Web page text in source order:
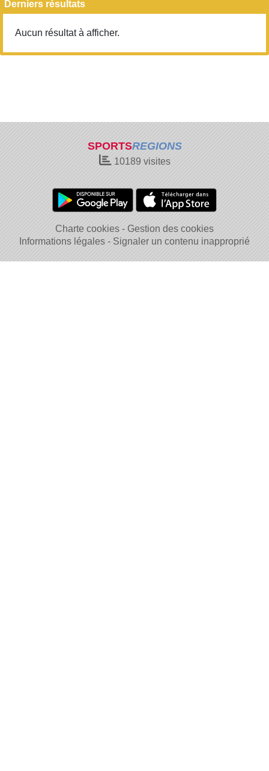
Derniers résultats
Aucun résultat à afficher.
SPORTSREGIONS
10189 visites
Charte cookies
Gestion des cookies
Informations légales
Signaler un contenu inapproprié